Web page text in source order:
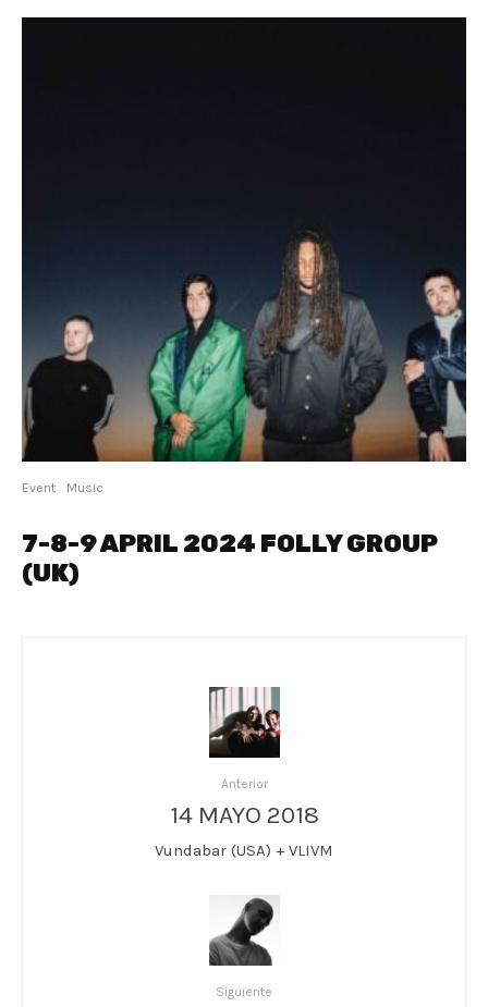
Event Music
7-8-9 APRIL 2024 FOLLY GROUP
(UK)
Anterior
14 MAYO 2018
Vundabar (USA) + VLIVM
Siguiente